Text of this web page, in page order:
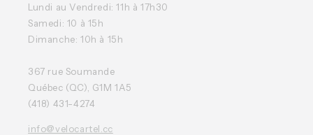
Lundi au Vendredi: 11h à 17h30
Samedi: 10 à 15h
Dimanche: 10h à 15h
367 rue Soumande
Québec (QC), G1M 1A5
(418) 431-4274
info@velocartel.cc